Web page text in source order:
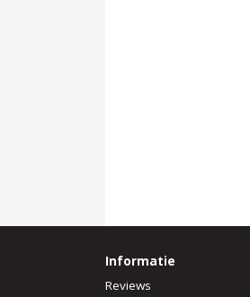
Informatie
Reviews